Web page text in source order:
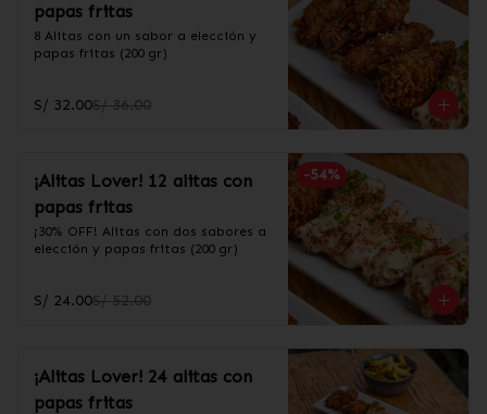
papas fritas
8 Alitas con un sabor a elección y
papas fritas (200 gr)
S/ 32.00S/ 36.00
-54%
¡Alitas Lover! 12 alitas con
papas fritas
¡30% OFF! Alitas con dos sabores a
elección y papas fritas (200 gr)
S/ 24.00S/ 52.00
¡Alitas Lover! 24 alitas con
papas fritas